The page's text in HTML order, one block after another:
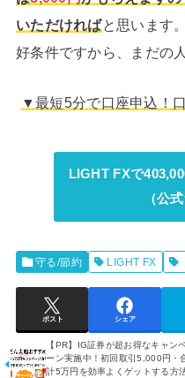
いただければと思います
好条件ですから、まだの
▼最短5分で口座申込！
LIGHT FXで
（公
守る/節約 LIGHT FX
ポスト シェア
【PR】IG証券が超お得なキャン
ーン実施中！初回取引5,000円・
計5万円を効率よくゲットする方